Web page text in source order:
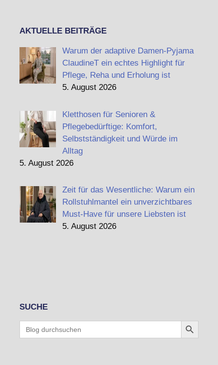
AKTUELLE BEITRÄGE
Warum der adaptive Damen-Pyjama
ClaudineT ein echtes Highlight für
Pflege, Reha und Erholung ist
5. August 2026
Kletthosen für Senioren &
Pflegebedürftige: Komfort,
Selbstständigkeit und Würde im
Alltag
5. August 2026
Zeit für das Wesentliche: Warum ein
Rollstuhlmantel ein unverzichtbares
Must-Have für unsere Liebsten ist
5. August 2026
SUCHE
Search
for:
Search Button